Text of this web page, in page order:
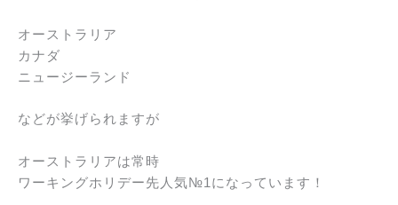
オーストラリア
カナダ
ニュージーランド
などが挙げられますが
オーストラリアは常時
ワーキングホリデー先人気№1になっています！